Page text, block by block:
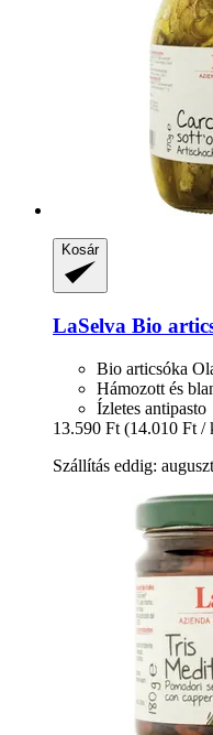
Kosár
LaSelva Bio
Bio articsóka
Hámozott és
Ízletes antipasto
13.590 Ft (14.010 Ft /
Szállítás eddig: